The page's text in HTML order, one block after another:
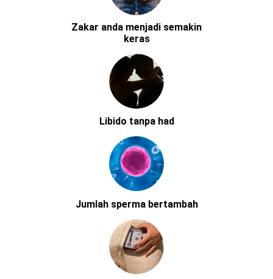
Zakar anda menjadi semakin
keras
Libido tanpa had
Jumlah sperma bertambah